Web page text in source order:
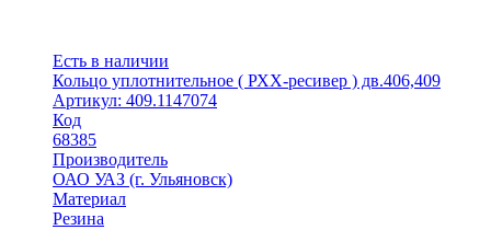
Есть в наличии
Кольцо уплотнительное ( РХХ-ресивер ) дв.406,409
Артикул: 409.1147074
Код
68385
Производитель
ОАО УАЗ (г. Ульяновск)
Материал
Резина